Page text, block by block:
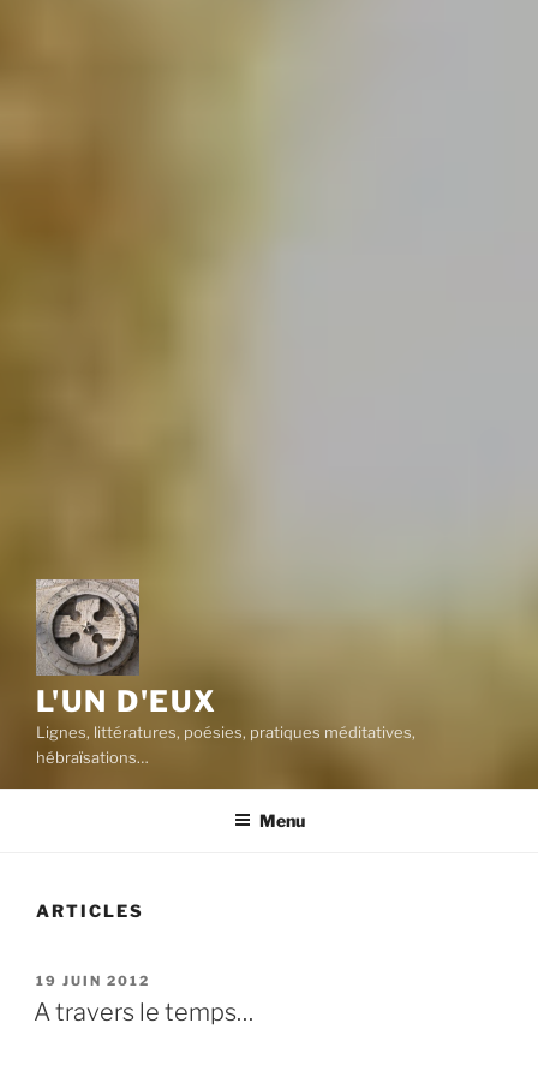
L'UN D'EUX
Lignes, littératures, poésies, pratiques méditatives,
hébraïsations…
Menu
ARTICLES
PUBLIÉ
LE
19 JUIN 2012
A travers le temps…